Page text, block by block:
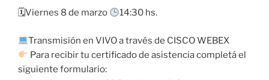
🗓Viernes 8 de marzo 14:30 hs.
Transmisión en VIVO a través de CISCO WEBEX
Para recibir tu certificado de asistencia completá el
siguiente formulario: